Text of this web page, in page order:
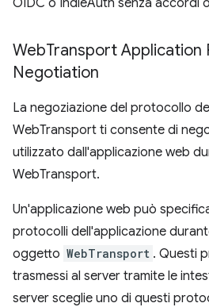
OIDC o IndieAuth senza accordi
WebTransport Application
Negotiation
La negoziazione del protocollo
WebTransport ti consente di
utilizzato dall'applicazione web
WebTransport.
Un'applicazione web può
protocolli dell'applicazione
oggetto WebTransport . Questi
trasmessi al server tramite le
server sceglie uno di questi